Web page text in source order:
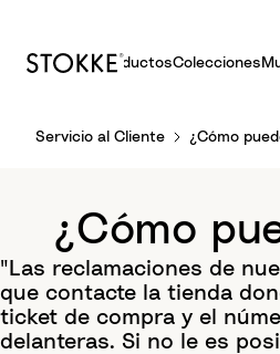
C
o
ProductosColecciones
Servicio al Cliente ¿Cómo
¿Cómo
"Las reclamaciones de
que contacte la tienda
ticket de compra y el
delanteras. Si no le es